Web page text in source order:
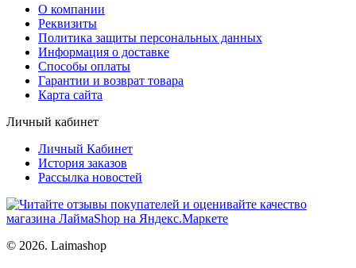
О компании
Реквизиты
Политика защиты персональных данных
Информация о доставке
Способы оплаты
Гарантии и возврат товара
Карта сайта
Личный кабинет
Личный Кабинет
История заказов
Рассылка новостей
© 2026. Laimashop